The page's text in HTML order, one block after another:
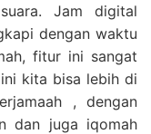
Jam digital
dengan waktu
fitur ini sangat
kita bisa lebih di
, dengan
dan juga iqomah